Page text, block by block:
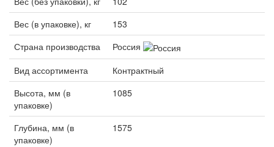
Вес (в упаковке), кг
153
Страна производства
Россия
Вид ассортимента
Контрактный
Высота, мм (в
упаковке)
1085
Глубина, мм (в
упаковке)
1575